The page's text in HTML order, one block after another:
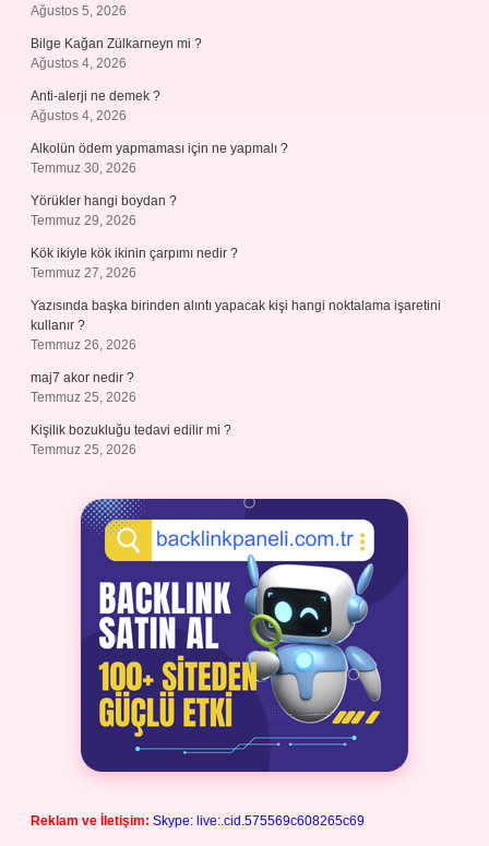
Ağustos 5, 2026
Bilge Kağan Zülkarneyn mi ?
Ağustos 4, 2026
Anti-alerji ne demek ?
Ağustos 4, 2026
Alkolün ödem yapmaması için ne yapmalı ?
Temmuz 30, 2026
Yörükler hangi boydan ?
Temmuz 29, 2026
Kök ikiyle kök ikinin çarpımı nedir ?
Temmuz 27, 2026
Yazısında başka birinden alıntı yapacak kişi hangi noktalama işaretini
kullanır ?
Temmuz 26, 2026
maj7 akor nedir ?
Temmuz 25, 2026
Kişilik bozukluğu tedavi edilir mi ?
Temmuz 25, 2026
Reklam ve İletişim: Skype: live:.cid.575569c608265c69